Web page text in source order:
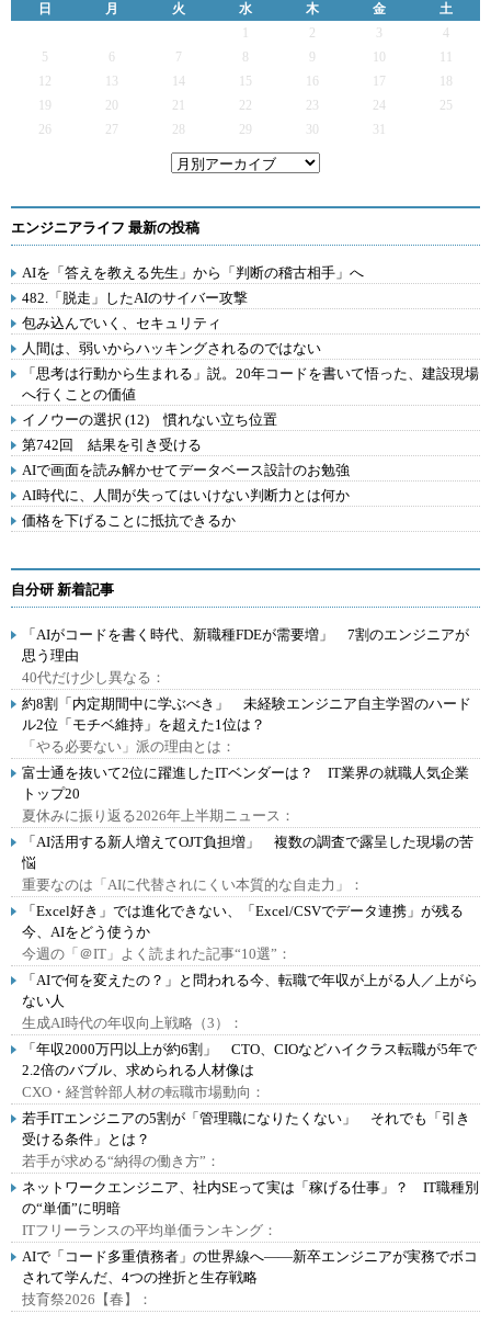
日 月 火 水 木 金
土
2 3
4
5
6 7 9
12
13 14 15 16 17
19
20 21 22 23 24
25
26
27 28 29 30 31
エンジニアライフ 最新の投稿
AIを「答えを教える先生」から「判断の稽古相手」へ
482.「脱走」したAIのサイバー攻撃
包み込んでいく、セキュリティ
人間は、弱いからハッキングされるのではない
「思考は行動から生まれる」説。20年コードを書いて悟った、建設現場
へ行くことの価値
イノウーの選択 (12) 慣れない立ち位置
第742回 結果を引き受ける
AIで画面を読み解かせてデータベース設計のお勉強
AI時代に、人間が失ってはいけない判断力とは何か
価格を下げることに抵抗できるか
自分研 新着記事
「AIがコードを書く時代、新職種FDEが需要増」 7割のエンジニアが
思う理由
40代だけ少し異なる：
約8割「内定期間中に学ぶべき」 未経験エンジニア自主学習のハード
ル2位「モチベ維持」を超えた1位は？
「やる必要ない」派の理由とは：
富士通を抜いて2位に躍進したITベンダーは？ IT業界の就職人気企業
トップ20
夏休みに振り返る2026年上半期ニュース：
「AI活用する新人増えてOJT負担増」 複数の調査で露呈した現場の苦
悩
重要なのは「AIに代替されにくい本質的な自走力」：
「Excel好き」では進化できない、「Excel/CSVでデータ連携」が残る
今、AIをどう使うか
今週の「＠IT」よく読まれた記事“10選”：
「AIで何を変えたの？」と問われる今、転職で年収が上がる人／上がら
ない人
生成AI時代の年収向上戦略（3）：
「年収2000万円以上が約6割」 CTO、CIOなどハイクラス転職が5年で
2.2倍のバブル、求められる人材像は
CXO・経営幹部人材の転職市場動向：
若手ITエンジニアの5割が「管理職になりたくない」 それでも「引き
受ける条件」とは？
若手が求める“納得の働き方”：
ネットワークエンジニア、社内SEって実は「稼げる仕事」？ IT職種別
の“単価”に明暗
ITフリーランスの平均単価ランキング：
AIで「コード多重債務者」の世界線へ――新卒エンジニアが実務でボコ
されて学んだ、4つの挫折と生存戦略
技育祭2026【春】：